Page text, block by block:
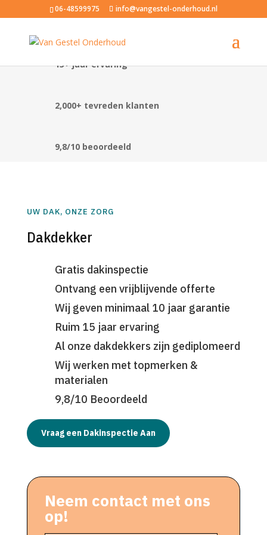
06-48599975 info@vangestel-onderhoud.nl
15+ jaar ervaring
2,000+ tevreden klanten
9,8/10 beoordeeld
UW DAK, ONZE ZORG
Dakdekker
Gratis dakinspectie
Ontvang een vrijblijvende offerte
Wij geven minimaal 10 jaar garantie
Ruim 15 jaar ervaring
Al onze dakdekkers zijn gediplomeerd
Wij werken met topmerken &
materialen
9,8/10 Beoordeeld
Vraag een Dakinspectie Aan
Neem contact met ons
op!